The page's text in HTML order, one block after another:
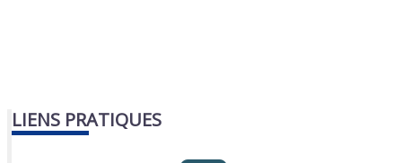
LIENS PRATIQUES